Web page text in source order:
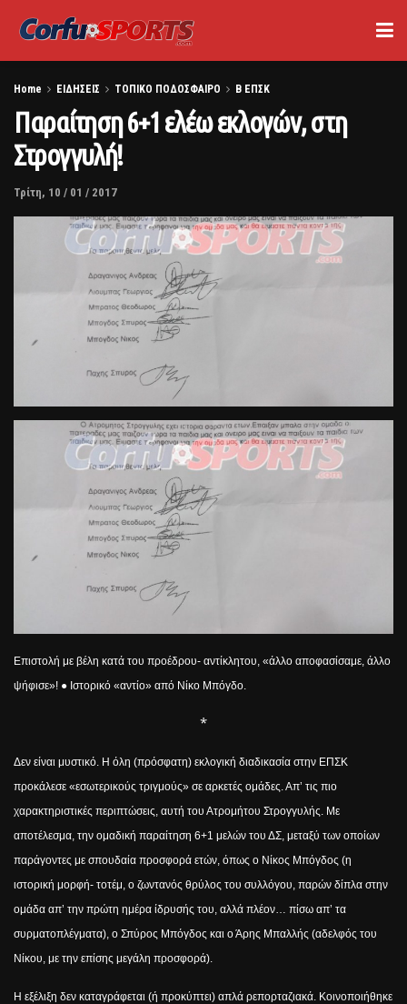
Home ΕΙΔΗΣΕΙΣ ΤΟΠΙΚΟ ΠΟΔΟΣΦΑΙΡΟ Β ΕΠΣΚ
Παραίτηση 6+1 ελέω εκλογών, στη
Στρογγυλή!
Τρίτη, 10 / 01 / 2017
Επιστολή με βέλη κατά του πρoέδρου- αντίκλητου, «άλλο αποφασίσαμε, άλλο
ψήφισε»! ● Ιστορικό «αντίο» από Νίκο Μπόγδο.
*
Δεν είναι μυστικό. Η όλη (πρόσφατη) εκλογική διαδικασία στην ΕΠΣΚ
προκάλεσε «εσωτερικούς τριγμούς» σε αρκετές ομάδες. Απ’ τις πιο
χαρακτηριστικές περιπτώσεις, αυτή του Ατρομήτου Στρογγυλής. Με
αποτέλεσμα, την ομαδική παραίτηση 6+1 μελών του ΔΣ, μεταξύ των οποίων
παράγοντες με σπουδαία προσφορά ετών, όπως ο Νίκος Μπόγδος (η
ιστορική μορφή- τοτέμ, ο ζωντανός θρύλος του συλλόγου, παρών δίπλα στην
ομάδα απ’ την πρώτη ημέρα ίδρυσής του, αλλά πλέον… πίσω απ’ τα
συρματοπλέγματα), ο Σπύρος Μπόγδος και ο Άρης Μπαλλής (αδελφός του
Νίκου, με την επίσης μεγάλη προσφορά).
Η εξέλιξη δεν καταγράφεται (ή προκύπτει) απλά ρεπορταζιακά. Κοινοποιήθηκε